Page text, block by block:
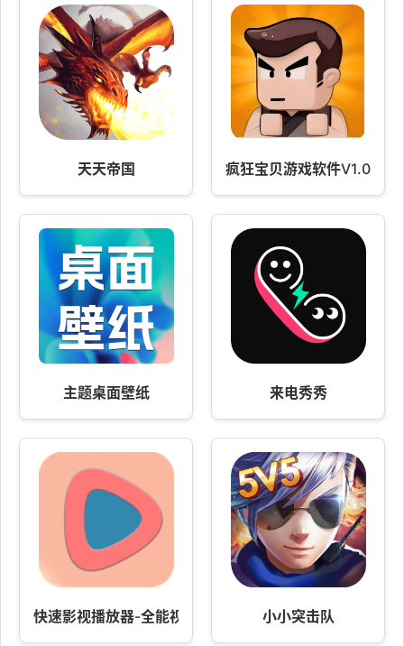
天天帝国 疯狂宝贝游戏软件V1.0
主题桌面壁纸 来电秀秀
快速影视播放器-全能视频播放器 小小突击队